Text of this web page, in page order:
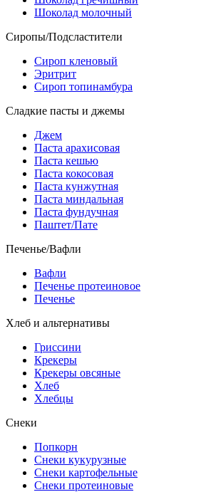
Шоколад молочный
Сиропы/Подсластители
Сироп кленовый
Эритрит
Сироп топинамбура
Сладкие пасты и джемы
Джем
Паста арахисовая
Паста кешью
Паста кокосовая
Паста кунжутная
Паста миндальная
Паста фундучная
Паштет/Пате
Печенье/Вафли
Вафли
Печенье протеиновое
Печенье
Хлеб и альтернативы
Гриссини
Крекеры
Крекеры овсяные
Хлеб
Хлебцы
Снеки
Попкорн
Снеки кукурузные
Снеки картофельные
Снеки протеиновые